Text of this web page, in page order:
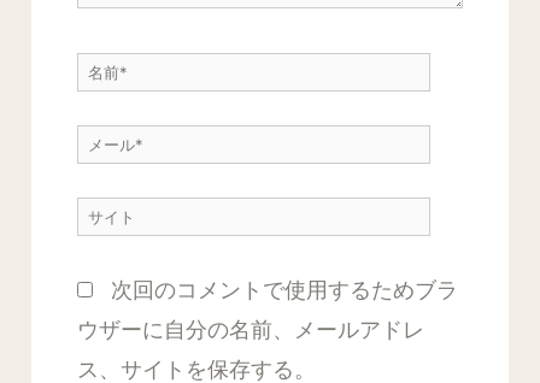
入
名
メ
ル
サ
ト
次回のコメントで使用するためブラ
ウザーに自分の名前、メールアドレ
ス、サイトを保存する。